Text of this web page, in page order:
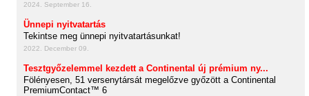
2024. September 16.
Ünnepi nyitvatartás
Tekintse meg ünnepi nyitvatartásunkat!
2022. December 09.
Tesztgyőzelemmel kezdett a Continental új prémium ny...
Fölényesen, 51 versenytársát megelőzve győzött a Continental
PremiumContact™ 6